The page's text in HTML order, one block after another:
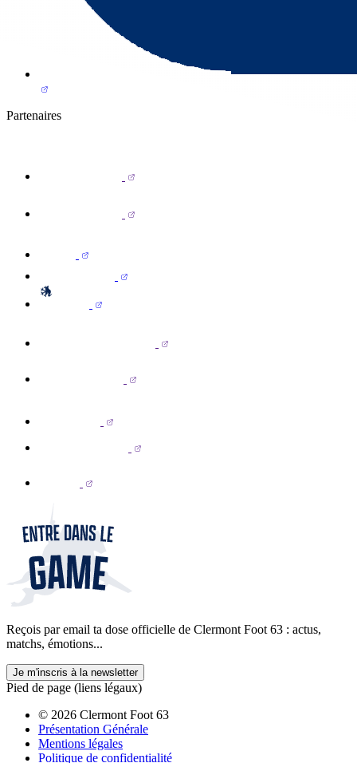
Partenaires
Reçois par email ta dose officielle de Clermont Foot 63 : actus,
matchs, émotions...
Je m'inscris à la newsletter
Pied de page (liens légaux)
© 2026 Clermont Foot 63
Présentation Générale
Mentions légales
Politique de confidentialité